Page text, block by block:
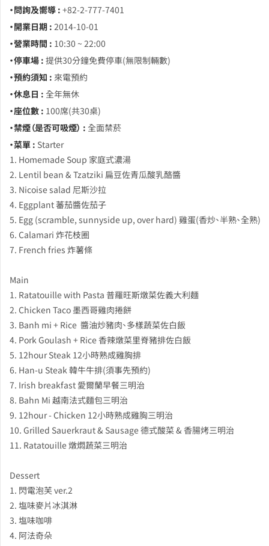
・問詢及嚮導 : +82-2-777-7401
・開業日期 : 2014-10-01
・營業時間 : 10:30 ~ 22:00
・停車場 : 提供30分鐘免費停車(無限制輛數)
・預約須知 : 來電預約
・休息日 : 全年無休
・座位數 : 100席(共30桌)
・禁煙（是否可吸煙） : 全面禁菸
・菜單 : Starter
1. Homemade Soup 家庭式濃湯
2. Lentil bean & Tzatziki 扁豆佐青瓜酸乳酪醬
3. Nicoise salad 尼斯沙拉
4. Eggplant 蕃茄醬佐茄子
5. Egg (scramble, sunnyside up, over hard) 雞蛋(香炒、半熟、全熟)
6. Calamari 炸花枝圈
7. French fries 炸薯條
Main
1. Ratatouille with Pasta 普羅旺斯燉菜佐義大利麵
2. Chicken Taco 墨西哥雞肉捲餅
3. Banh mi + Rice 醬油炒豬肉、多樣蔬菜佐白飯
4. Pork Goulash + Rice 香辣燉菜里脊豬排佐白飯
5. 12hour Steak 12小時熟成雞胸排
6. Han-u Steak 韓牛牛排(須事先預約)
7. Irish breakfast 愛爾蘭早餐三明治
8. Bahn Mi 越南法式麵包三明治
9. 12hour - Chicken 12小時熟成雞胸三明治
10. Grilled Sauerkraut & Sausage 德式酸菜 & 香腸烤三明治
11. Ratatouille 燉燜蔬菜三明治
Dessert
1. 閃電泡芙 ver.2
2. 塩味麥片冰淇淋
3. 塩味咖啡
4. 阿法奇朵